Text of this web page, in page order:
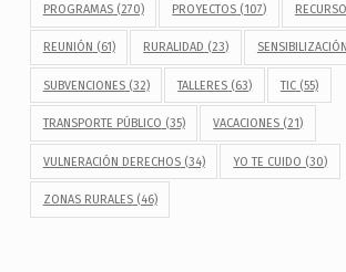
PROGRAMAS(270) PROYECTOS (107)
REUNIÓN (61) RURALIDAD (23) SENSIBILIZACIÓN
SUBVENCIONES(32) TALLERES (63) TIC(55)
TRANSPORTE PÚBLICO (35) VACACIONES (21)
VULNERACIÓN DERECHOS(34) YO TE CUIDO (30)
ZONAS RURALES(46)